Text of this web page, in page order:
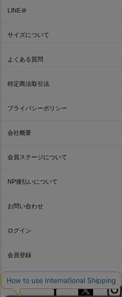
LINE＠
サイズについて
よくある質問
特定商法取引法
プライバシーポリシー
会社概要
会員ステージについて
NP後払いについて
お問い合わせ
ログイン
会員登録